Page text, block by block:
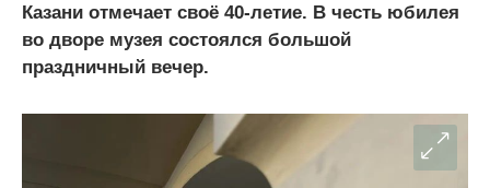
Казани отмечает своё 40-летие. В честь юбилея
во дворе музея состоялся большой
праздничный вечер.